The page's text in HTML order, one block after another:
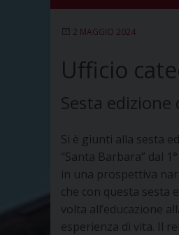
2 MAGGIO 2024
Ufficio
Sesta
Si è giunti alla sesta
“Santa Barbara” dal
in una prospettiva
che con questa sesta
volta all’educazione
esperienza di vita. Il